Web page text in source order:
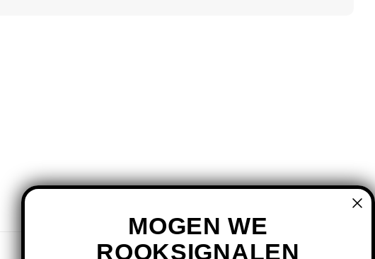
MOGEN WE
ROOKSIGNALEN